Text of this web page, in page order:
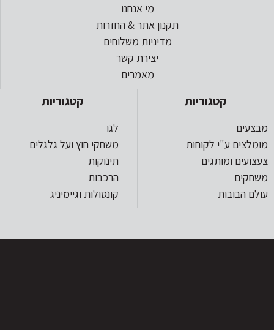
מי אנחנו
תקנון אתר & החזרות
מדיניות משלוחים
יצירת קשר
מאמרים
קטגוריות
מבצעים
מומלצים ע"י לקוחות
צעצועים ומותגים
משחקים
עולם הבובות
קטגוריות
לגו
משחקי חוץ ועל גלגלים
תינוקות
הרכבות
קונסולות וגיימיניג